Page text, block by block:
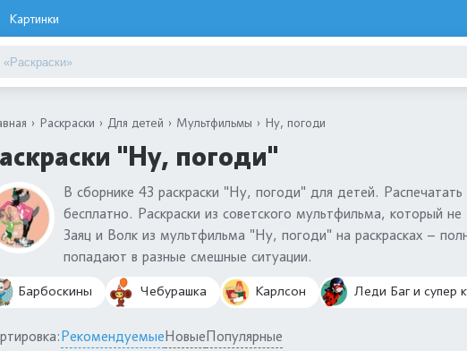
Картинки
Раскраски Для детей Мультфильмы Ну, погоди
"Ну, погоди"
В сборнике 43 раскраски "Ну, погоди" для детей.
бесплатно. Раскраски из советского мультфильма, который
Заяц и Волк из мультфильма "Ну, погоди" на раскрасках –
попадают в разные смешные ситуации.
Барбоскины Чебурашка Карлсон Леди Баг и супер
РекомендуемыеНовыеПопулярные